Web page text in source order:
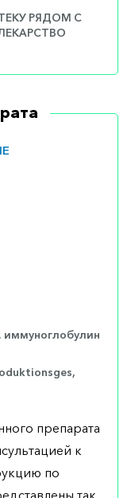
РЯДОМ С
иммуноглобулин
препарата
к
по